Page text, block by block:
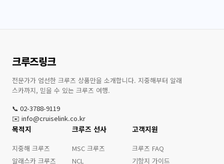
크루즈링크
전문가가 엄선한 크루즈 상품만을 소개합니다. 지중해부터 알래
스카까지, 믿을 수 있는 크루즈 여행.
📞 02-3788-9119
✉️ info@cruiselink.co.kr
목적지
지중해 크루즈
알래스카 크루즈
크루즈 선사
MSC 크루즈
NCL
고객지원
크루즈 FAQ
기항지 가이드